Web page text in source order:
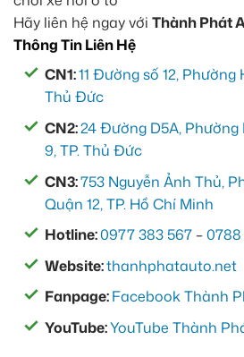
Hãy liên hệ ngay với Thành Phát
Thông Tin Liên Hệ
CN1:11 Đường số 12, Phường
Thủ Đức
CN2:24 Đường D5A, Phường
9, TP. Thủ Đức
CN3:753 Nguyễn Ảnh Thủ,
Quận 12, TP. Hồ Chí Minh
Hotline:0977 383 567 –0788
Website:thanhphatauto.net
Fanpage:Facebook Thành
YouTube:YouTube Thành